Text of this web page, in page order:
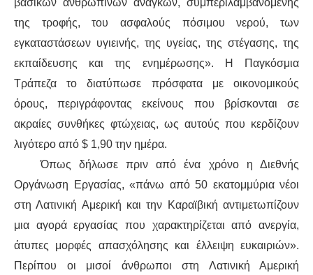
της τροφής, του ασφαλούς πόσιμου νερού, των
εγκαταστάσεων υγιεινής, της υγείας, της στέγασης, της
εκπαίδευσης και της ενημέρωσης». Η Παγκόσμια
Τράπεζα τοδιατύπωσε πρόσφατα μεοικονομικούς
όρους, περιγράφοντας εκείνους που βρίσκονται σε
ακραίες συνθήκες φτώχειας, ως αυτούς που κερδίζουν
λιγότερο από $ 1,90 την ημέρα.
Όπως δήλωσε πριν από ένα χρόνο η Διεθνής
Οργάνωση Εργασίας, «πάνω από 50 εκατομμύρια νέοι
στη Λατινική Αμερική και την Καραϊβική αντιμετωπίζουν
μια αγορά εργασίας που χαρακτηρίζεται από ανεργία,
άτυπες μορφές απασχόλησης και έλλειψη ευκαιριών».
Περίπου οι μισοί άνθρωποι στη Λατινική Αμερική